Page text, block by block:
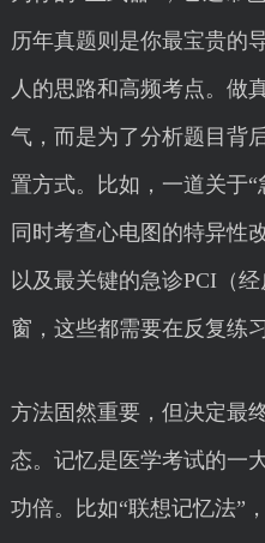
历年真题则是你最宝贵的
人的思路和高频考点。做
气，而是为了分析题目背
置方式。比如，一道关于
同时考查心电图的特异性
以及最关键的急诊PCI（
窗，这些都需要在反复练
方法固然重要，但决定最
态。记忆是医学考试的一
功倍。比如“联想记忆法”